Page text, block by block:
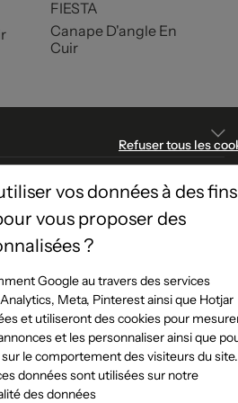
FIESTA
Canape D'angle En
Cuir
Refuser tous les
vos données à des fins
vous proposer des
?
Google au travers des services
Meta, Pinterest ainsi que Hotjar
et utiliseront des cookies pour
et les personnaliser ainsi que
le comportement des visiteurs du site.
données sont utilisées sur notre
des données